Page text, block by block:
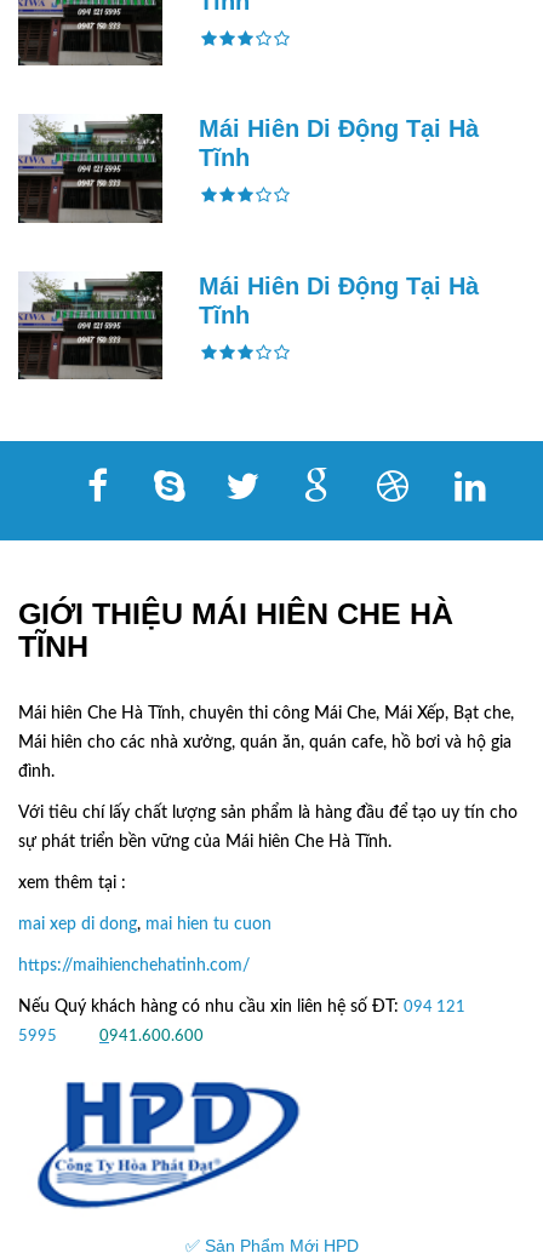
Mái Hiên Di Động Tại Hà
Tĩnh
Mái Hiên Di Động Tại Hà
Tĩnh
GIỚI THIỆU MÁI HIÊN CHE HÀ
TĨNH
Mái hiên Che Hà Tĩnh, chuyên thi công Mái Che, Mái Xếp, Bạt che,
Mái hiên cho các nhà xưởng, quán ăn, quán cafe, hồ bơi và hộ gia
đình.
Với tiêu chí lấy chất lượng sản phẩm là hàng đầu để tạo uy tín cho
sự phát triển bền vững của Mái hiên Che Hà Tĩnh.
xem thêm tại :
mai xep di dong, mai hien tu cuon
https://maihienchehatinh.com/
Nếu Quý khách hàng có nhu cầu xin liên hệ số ĐT: 094 121
5995
0941.600.600
✅ Sản Phẩm Mới HPD